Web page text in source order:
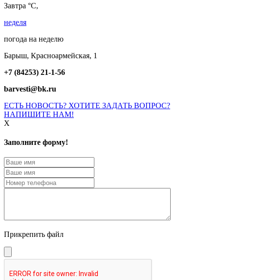
Завтра °C,
неделя
погода на неделю
Барыш, Красноармейская, 1
+7 (84253) 21-1-56
barvesti@bk.ru
ЕСТЬ НОВОСТЬ? ХОТИТЕ ЗАДАТЬ ВОПРОС?
НАПИШИТЕ НАМ!
X
Заполните форму!
Прикрепить файл